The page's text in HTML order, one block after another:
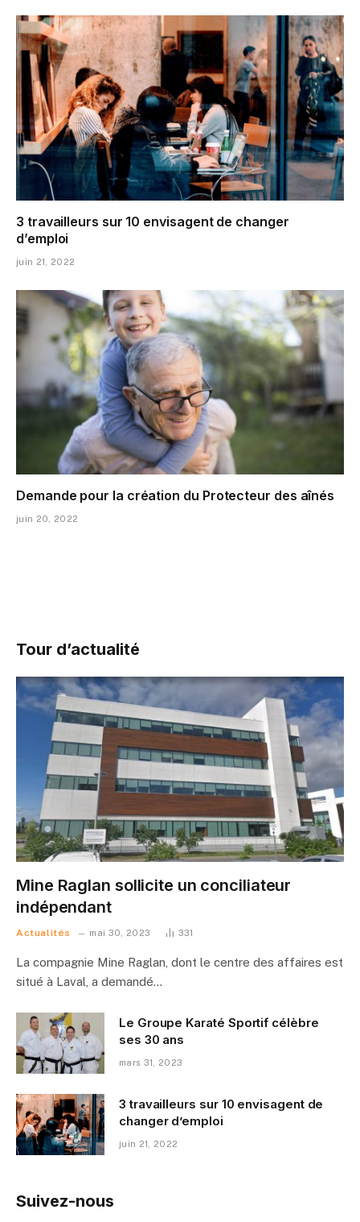
3 travailleurs sur 10 envisagent de changer
d’emploi
juin 21, 2022
Demande pour la création du Protecteur des aînés
juin 20, 2022
Tour d’actualité
Mine Raglan sollicite un conciliateur
indépendant
Actualités mai 30, 2023 331
La compagnie Mine Raglan, dont le centre des affaires est
situé à Laval, a demandé…
Le Groupe Karaté Sportif célèbre
ses 30 ans
mars 31, 2023
3 travailleurs sur 10 envisagent de
changer d’emploi
juin 21, 2022
Suivez-nous